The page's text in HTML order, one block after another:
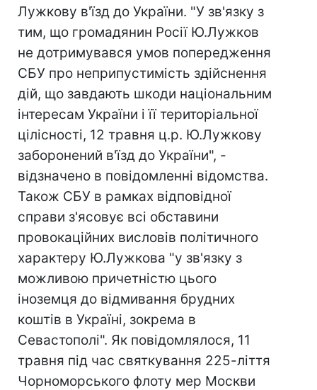
Лужкову в'їзд до України. "У зв'язку з
тим, що громадянин Росії Ю.Лужков
не дотримувався умов попередження
СБУ про неприпустимість здійснення
дій, що завдають шкоди національним
інтересам України і її територіальної
цілісності, 12 травня ц.р. Ю.Лужкову
заборонений в'їзд до України", -
відзначено в повідомленні відомства.
Також СБУ в рамках відповідної
справи з'ясовує всі обставини
провокаційних висловів політичного
характеру Ю.Лужкова "у зв'язку з
можливою причетністю цього
іноземця до відмивання брудних
коштів в Україні, зокрема в
Севастополі". Як повідомлялося, 11
травня під час святкування 225-ліття
Чорноморського флоту мер Москви